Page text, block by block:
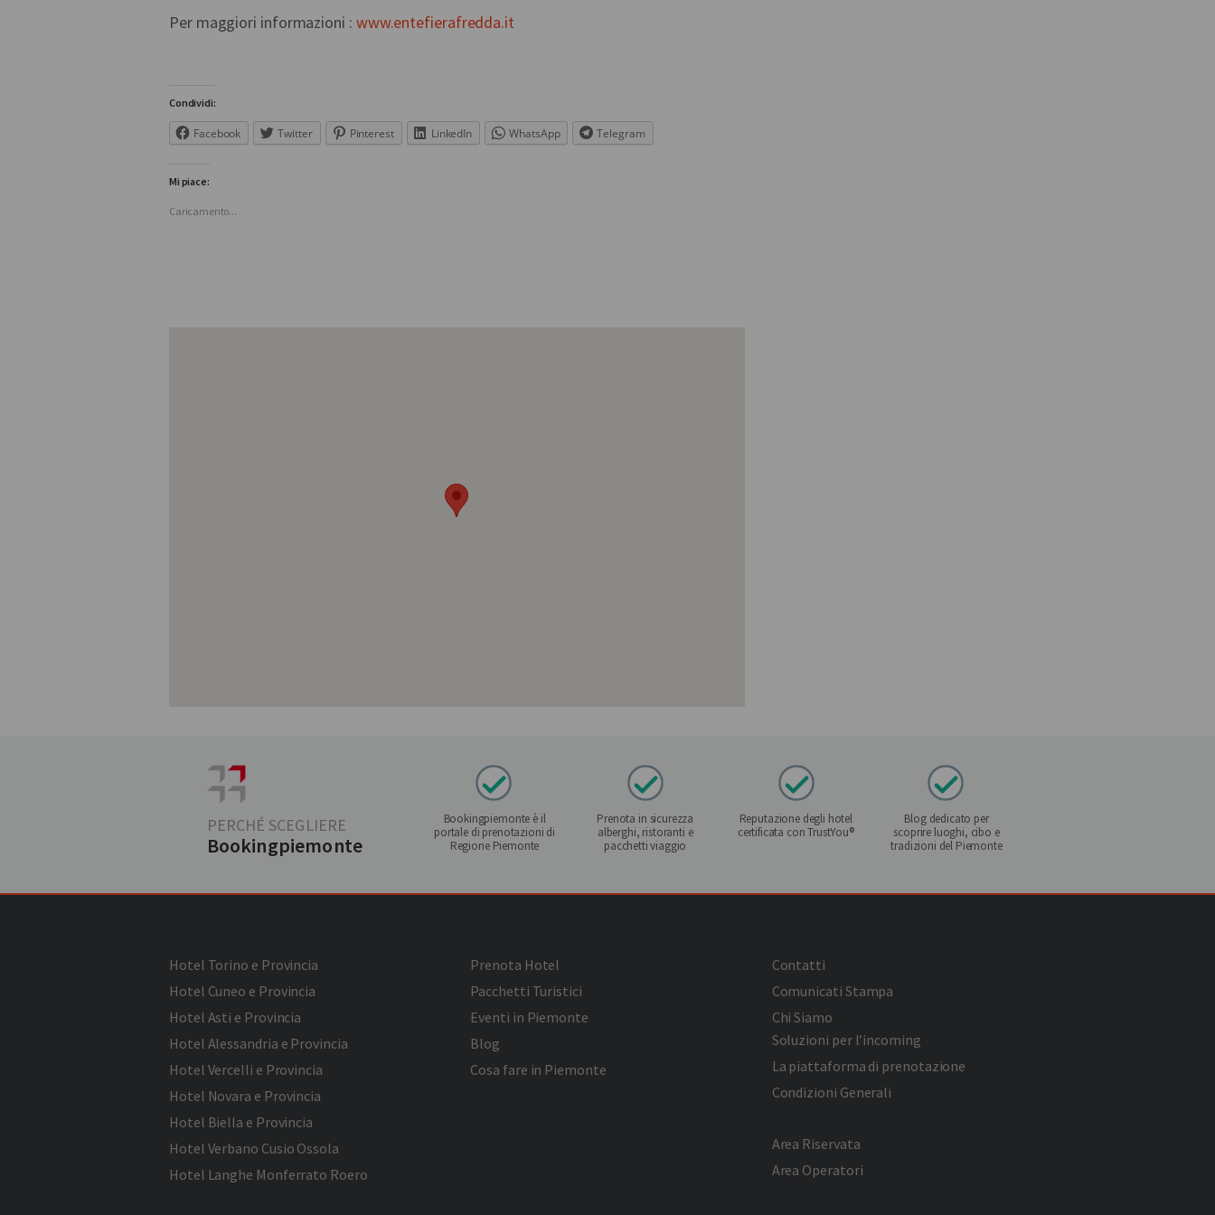
Per maggiori informazioni : www.entefierafredda.it
Condividi:
Facebook Twitter Pinterest LinkedIn WhatsApp Telegram
Mi piace:
Caricamento...
PERCHÉ SCEGLIERE
Bookingpiemonte
Bookingpiemonte è il
portale di prenotazioni di
Regione Piemonte
Prenota in sicurezza
alberghi, ristoranti e
pacchetti viaggio
Reputazione degli hotel
certificata con TrustYou®
Blog dedicato per
scoprire luoghi, cibo e
tradizioni del Piemonte
Hotel Torino e Provincia
Hotel Cuneo e Provincia
Hotel Asti e Provincia
Hotel Alessandria e Provincia
Hotel Vercelli e Provincia
Hotel Novara e Provincia
Hotel Biella e Provincia
Hotel Verbano Cusio Ossola
Hotel Langhe Monferrato Roero
Prenota Hotel
Pacchetti Turistici
Eventi in Piemonte
Blog
Cosa fare in Piemonte
Contatti
Comunicati Stampa
Chi Siamo
Soluzioni per l’incoming
La piattaforma di prenotazione
Condizioni Generali
Area Riservata
Area Operatori